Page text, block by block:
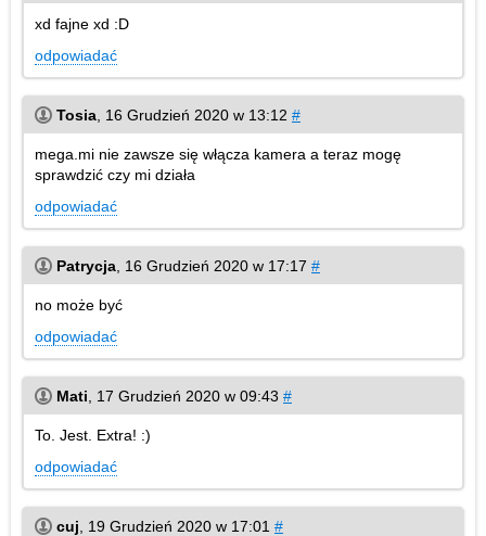
xd fajne xd :D
odpowiadać
Tosia 16 Grudzień 2020 w 13:12 #
mega.mi nie zawsze się włącza kamera a teraz mogę
sprawdzić czy mi działa
odpowiadać
Patrycja 16 Grudzień 2020 w 17:17 #
no może być
odpowiadać
Mati 17 Grudzień 2020 w 09:43 #
To. Jest. Extra! :)
odpowiadać
cuj 19 Grudzień 2020 w 17:01 #